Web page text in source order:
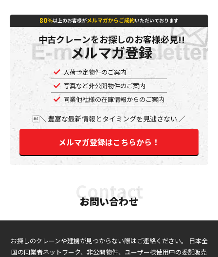
80％以上のお客様がメルマガからご成約いただいております
中古クレーンをお探しのお客様必見!!
メルマガ登録
入荷予定物件のご案内
写真など非公開物件のご案内
同業他社様の在庫情報からのご案内
豊富な最新情報とタイミングを見逃さない
メルマガ登録はこちらから！
お問い合わせ
お探しのクレーンや建機が見つからない際はご連絡ください。
日本全
国の同業者ネットワーク、非公開物件、ユーザー様使用中の委託販売